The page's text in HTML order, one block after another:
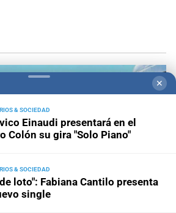
✕
& SOCIEDAD
Einaudi presentará en el
Colón su gira "Solo Piano"
& SOCIEDAD
loto": Fabiana Cantilo presenta
single